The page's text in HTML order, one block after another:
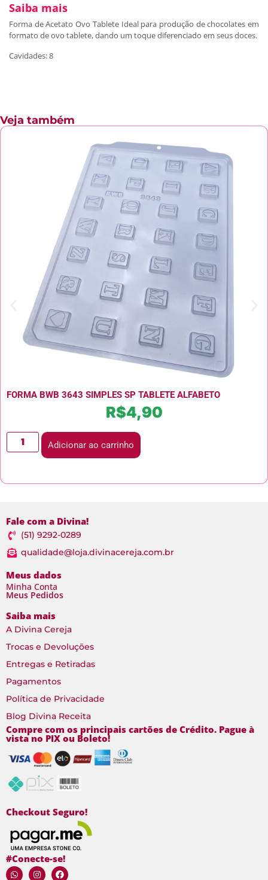
Saiba mais
Forma de Acetato Ovo Tablete Ideal para produção de chocolates em
formato de ovo tablete, dando um toque diferenciado em seus doces.
Cavidades: 8
Veja também
FORMA BWB 3643 SIMPLES SP TABLETE ALFABETO
R$4,90
Adicionar ao carrinho
Fale com a Divina!
(51) 9292-0289
qualidade@loja.divinacereja.com.br
Meus dados
Minha Conta
Meus Pedidos
Saiba mais
A Divina Cereja
Trocas e Devoluções
Entregas e Retiradas
Pagamentos
Política de Privacidade
Blog Divina Receita
Compre com os principais cartões de Crédito. Pague à
vista no PIX ou Boleto!
Checkout Seguro!
#Conecte-se!